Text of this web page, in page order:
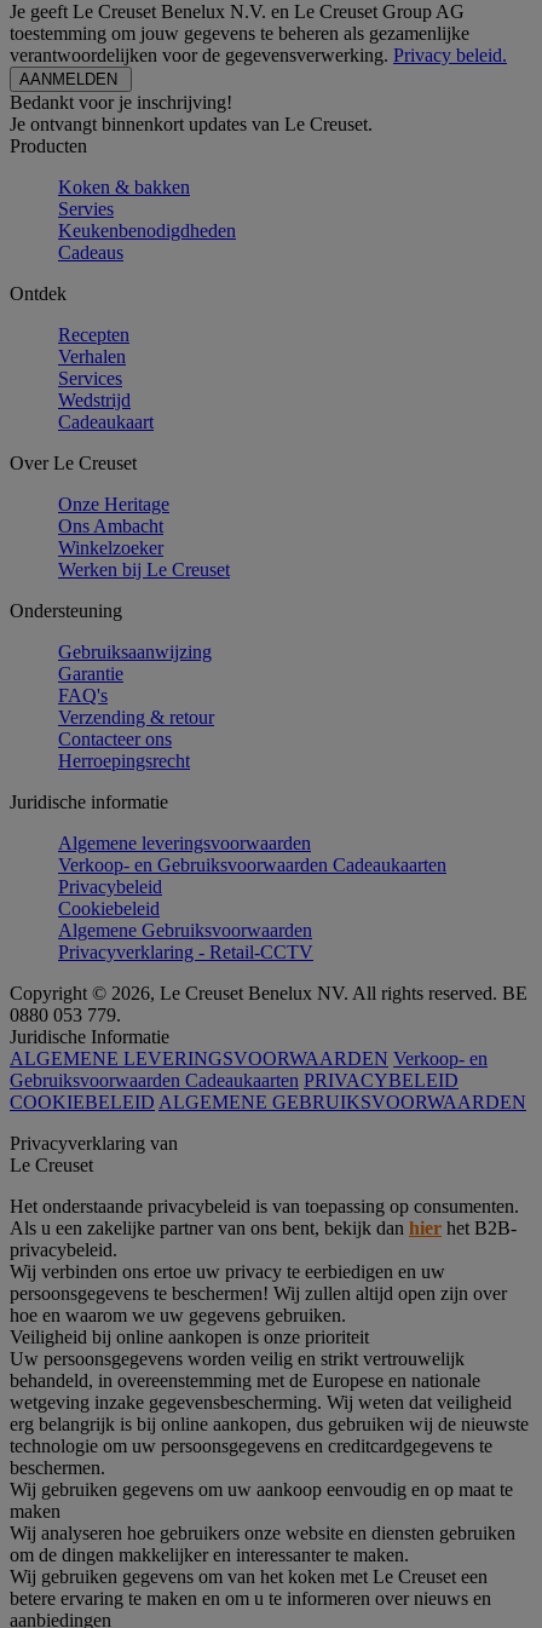
Je geeft Le Creuset Benelux N.V. en Le Creuset Group AG
toestemming om jouw gegevens te beheren als gezamenlijke
verantwoordelijken voor de gegevensverwerking. Privacy beleid.
Bedankt voor je inschrijving!
Je ontvangt binnenkort updates van Le Creuset.
Producten
Koken & bakken
Servies
Keukenbenodigdheden
Cadeaus
Ontdek
Recepten
Verhalen
Services
Wedstrijd
Cadeaukaart
Over Le Creuset
Onze Heritage
Ons Ambacht
Winkelzoeker
Werken bij Le Creuset
Ondersteuning
Gebruiksaanwijzing
Garantie
FAQ's
Verzending & retour
Contacteer ons
Herroepingsrecht
Juridische informatie
Algemene leveringsvoorwaarden
Verkoop- en Gebruiksvoorwaarden Cadeaukaarten
Privacybeleid
Cookiebeleid
Algemene Gebruiksvoorwaarden
Privacyverklaring - Retail-CCTV
Copyright © 2026, Le Creuset Benelux NV. All rights reserved. BE
0880 053 779.
Juridische Informatie
ALGEMENE LEVERINGSVOORWAARDEN Verkoop- en
Gebruiksvoorwaarden Cadeaukaarten PRIVACYBELEID
COOKIEBELEID ALGEMENE GEBRUIKSVOORWAARDEN
Privacyverklaring van
Le Creuset
Het onderstaande privacybeleid is van toepassing op consumenten.
Als u een zakelijke partner van ons bent, bekijk dan hier het B2B-
privacybeleid.
Wij verbinden ons ertoe uw privacy te eerbiedigen en uw
persoonsgegevens te beschermen! Wij zullen altijd open zijn over
hoe en waarom we uw gegevens gebruiken.
Veiligheid bij online aankopen is onze prioriteit
Uw persoonsgegevens worden veilig en strikt vertrouwelijk
behandeld, in overeenstemming met de Europese en nationale
wetgeving inzake gegevensbescherming. Wij weten dat veiligheid
erg belangrijk is bij online aankopen, dus gebruiken wij de nieuwste
technologie om uw persoonsgegevens en creditcardgegevens te
beschermen.
Wij gebruiken gegevens om uw aankoop eenvoudig en op maat te
maken
Wij analyseren hoe gebruikers onze website en diensten gebruiken
om de dingen makkelijker en interessanter te maken.
Wij gebruiken gegevens om van het koken met Le Creuset een
betere ervaring te maken en om u te informeren over nieuws en
aanbiedingen